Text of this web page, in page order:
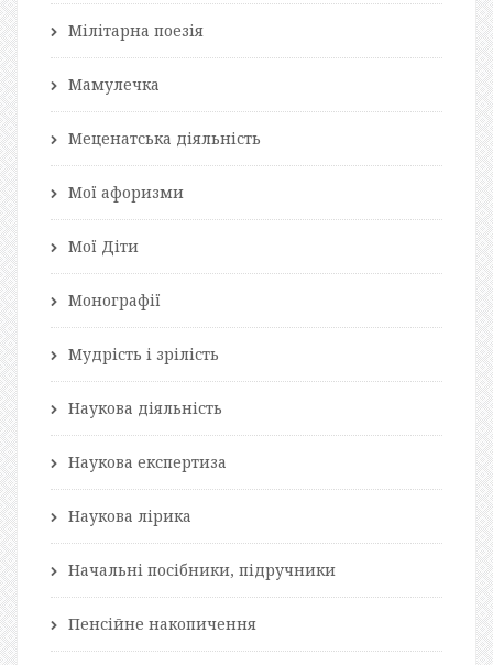
Мілітарна поезія
Мамулечка
Меценатська діяльність
Мої афоризми
Мої Діти
Монографії
Мудрість і зрілість
Наукова діяльність
Наукова експертиза
Наукова лірика
Начальні посібники, підручники
Пенсійне накопичення